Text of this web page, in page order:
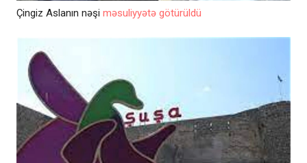
Çingiz Aslanın nəşi məsuliyyətə götürüldü